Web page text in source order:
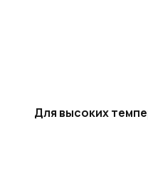
Для высоких